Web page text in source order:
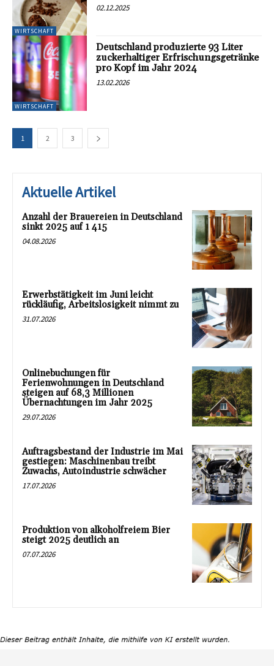
WIRTSCHAFT
02.12.2025
WIRTSCHAFT
Deutschland produzierte 93 Liter
zuckerhaltiger Erfrischungsgetränke
pro Kopf im Jahr 2024
13.02.2026
1 2 3
Aktuelle Artikel
Anzahl der Brauereien in Deutschland
sinkt 2025 auf 1 415
04.08.2026
Erwerbstätigkeit im Juni leicht
rückläufig, Arbeitslosigkeit nimmt zu
31.07.2026
Onlinebuchungen für
Ferienwohnungen in Deutschland
steigen auf 68,3 Millionen
Übernachtungen im Jahr 2025
29.07.2026
Auftragsbestand der Industrie im Mai
gestiegen: Maschinenbau treibt
Zuwachs, Autoindustrie schwächer
17.07.2026
Produktion von alkoholfreiem Bier
steigt 2025 deutlich an
07.07.2026